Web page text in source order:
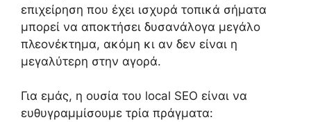
επιχείρηση που έχει ισχυρά τοπικά σήματα
μπορεί να αποκτήσει δυσανάλογα μεγάλο
πλεονέκτημα, ακόμη κι αν δεν είναι η
μεγαλύτερη στην αγορά.
Για εμάς, η ουσία του local SEO είναι να
ευθυγραμμίσουμε τρία πράγματα: